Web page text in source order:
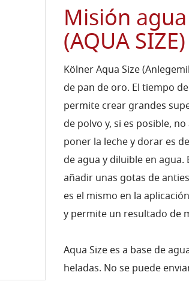
Misión
(AQUA SIZE)
Kölner Aqua Size
de pan de oro. El tiempo
permite crear grandes
de polvo y, si es posible,
poner la leche y dorar es
de agua y diluible en
añadir unas gotas de
es el mismo en la
y permite un resultado de
Aqua Size es a base de
heladas. No se puede